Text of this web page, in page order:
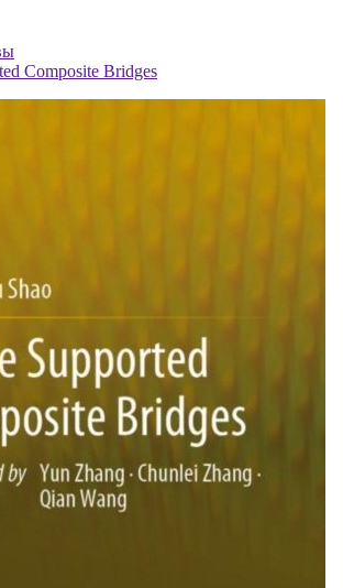
Composite Bridges